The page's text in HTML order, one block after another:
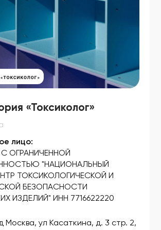
«Токсиколог»
лицо:
ОГРАНИЧЕННОЙ
"НАЦИОНАЛЬНЫЙ
ТОКСИКОЛОГИЧЕСКОЙ И
БЕЗОПАСНОСТИ
ИЗДЕЛИЙ" ИНН 7716622220
Москва, ул Касаткина, д. 3 стр. 2,